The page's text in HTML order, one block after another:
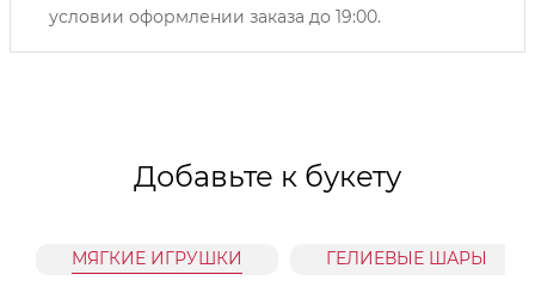
условии оформлении заказа до 19:00.
Добавьте к букету
МЯГКИЕ ИГРУШКИ ГЕЛИЕВЫЕ ШАРЫ